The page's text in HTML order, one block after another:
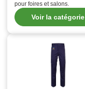
pour foires et salons.
Voir la catégorie